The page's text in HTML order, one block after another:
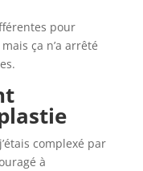
pour
ça n’a arrêté
complexé par
à